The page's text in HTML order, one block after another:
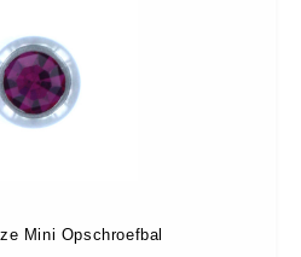
Mini Opschroefbal